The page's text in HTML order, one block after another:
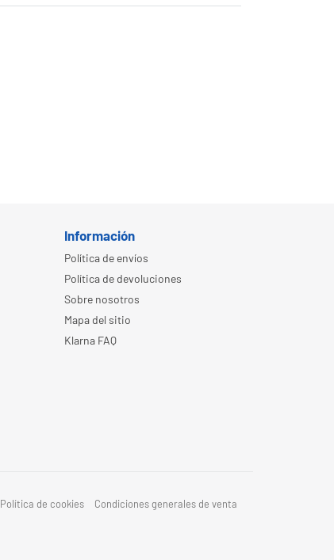
Información
Política de envíos
Política de devoluciones
Sobre nosotros
Mapa del sitio
Klarna FAQ
Política de cookies Condiciones generales de venta